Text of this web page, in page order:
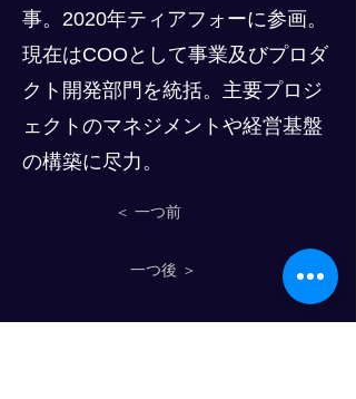
事。2020年ティアフォーに参画。
現在はCOOとして事業及びプロダ
クト開発部門を統括。主要プロジ
ェクトのマネジメントや経営基盤
の構築に尽力。
＜ 一つ前
一つ後 ＞